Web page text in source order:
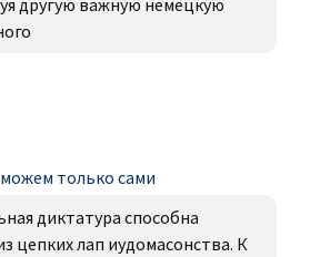
другую важную немецкую
только сами
диктатура способна
цепких лап иудомасонства. К